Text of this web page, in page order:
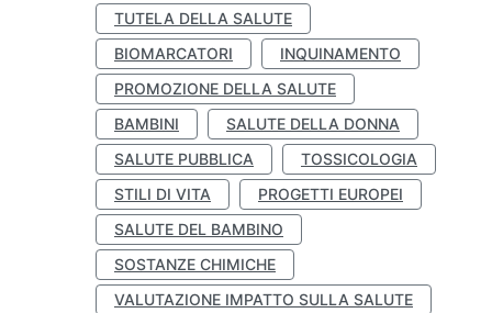
TUTELA DELLA SALUTE
BIOMARCATORI
INQUINAMENTO
PROMOZIONE DELLA SALUTE
BAMBINI
SALUTE DELLA DONNA
SALUTE PUBBLICA
TOSSICOLOGIA
STILI DI VITA
PROGETTI EUROPEI
SALUTE DEL BAMBINO
SOSTANZE CHIMICHE
VALUTAZIONE IMPATTO SULLA SALUTE